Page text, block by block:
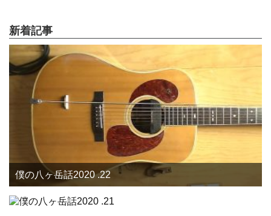
新着記事
僕の八ヶ岳話2020 .22